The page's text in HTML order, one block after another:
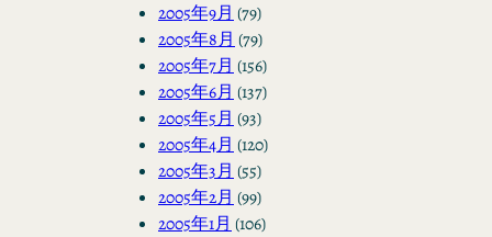
2005年9月 (79)
2005年8月 (79)
2005年7月 (156)
2005年6月 (137)
2005年5月 (93)
2005年4月 (120)
2005年3月 (55)
2005年2月 (99)
2005年1月 (106)